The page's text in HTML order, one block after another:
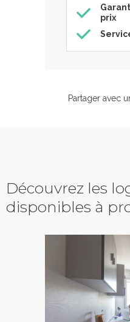
prix
Partager avec
Découvrez les
disponibles à